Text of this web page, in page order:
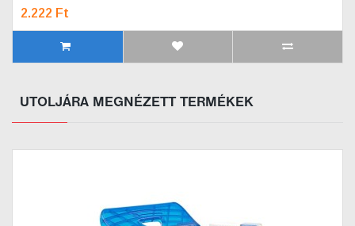
2.222 Ft
UTOLJÁRA MEGNÉZETT TERMÉKEK